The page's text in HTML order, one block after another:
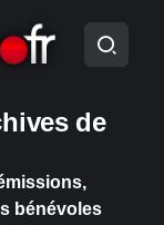
de
bénévoles